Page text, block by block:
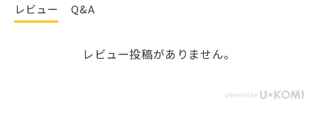
レビュー Q&A
レビュー投稿がありません。